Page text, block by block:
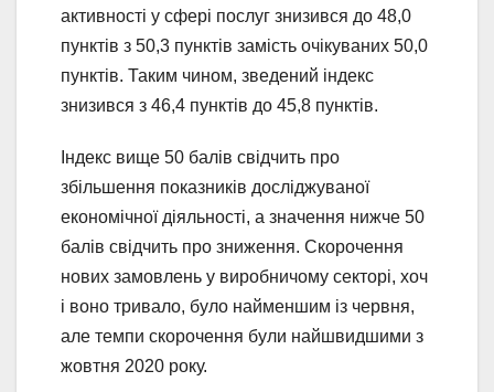
активності у сфері послуг знизився до 48,0
пунктів з 50,3 пунктів замість очікуваних 50,0
пунктів. Таким чином, зведений індекс
знизився з 46,4 пунктів до 45,8 пунктів.
Індекс вище 50 балів свідчить про
збільшення показників досліджуваної
економічної діяльності, а значення нижче 50
балів свідчить про зниження. Скорочення
нових замовлень у виробничому секторі, хоч
і воно тривало, було найменшим із червня,
але темпи скорочення були найшвидшими з
жовтня 2020 року.